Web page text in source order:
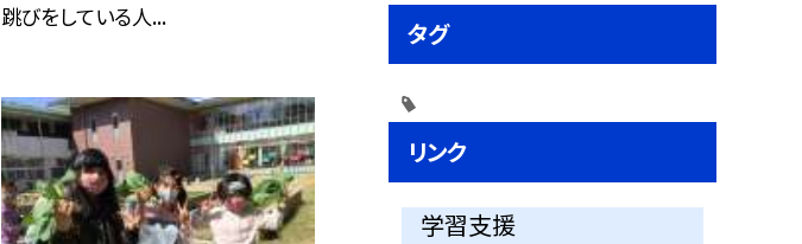
跳びをしている人...
タグ
リンク
学習支援